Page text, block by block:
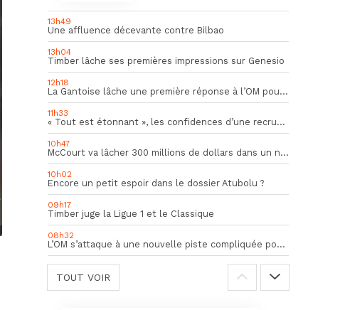
13h49
Une affluence décevante contre Bilbao
13h04
Timber lâche ses premières impressions sur Genesio
12h18
La Gantoise lâche une première réponse à l’OM pour Goore
11h33
« Tout est étonnant », les confidences d’une recrue du mercato hivernal de l’OM
10h47
McCourt va lâcher 300 millions de dollars dans un nouveau projet
10h02
Encore un petit espoir dans le dossier Atubolu ?
09h17
Timber juge la Ligue 1 et le Classique
08h32
L’OM s’attaque à une nouvelle piste compliquée pour la succession de Rulli
TOUT VOIR